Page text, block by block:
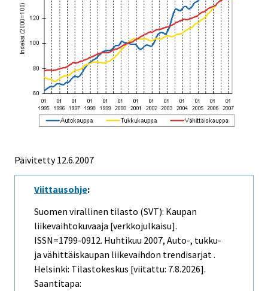
Päivitetty12.6.2007
Viittausohje:
Suomen virallinen tilasto (SVT): Kaupan
liikevaihtokuvaaja [verkkojulkaisu].
ISSN=1799-0912. Huhtikuu 2007, Auto-, tukku-
ja vähittäiskaupan liikevaihdon trendisarjat .
Helsinki: Tilastokeskus [viitattu: 7.8.2026].
Saantitapa: